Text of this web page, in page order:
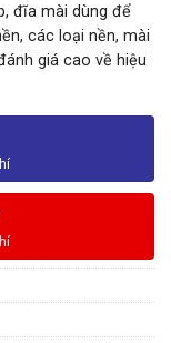
đĩa mài dùng để
các loại nền, mài
giá cao về hiệu